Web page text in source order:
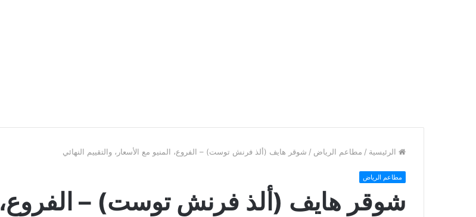
الرئيسية / مطاعم الرياض / شوقر هايف (ألذ فرنش توست) – الفروع، المنيو مع الأسعار، والتقييم النهائي
مطاعم الرياض
شوقر هايف (ألذ فرنش توست) – الفروع،